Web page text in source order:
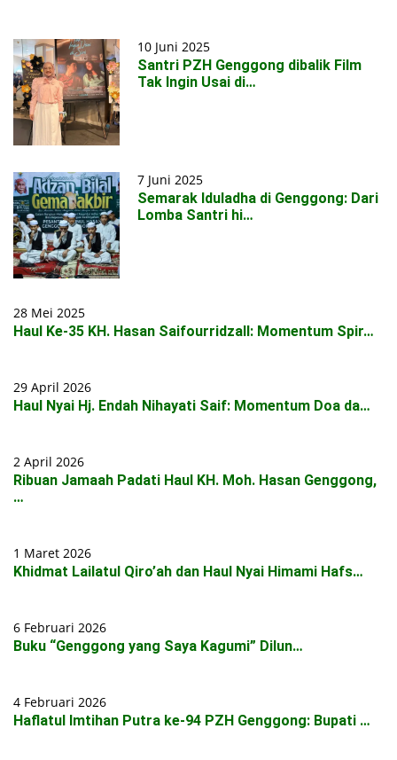
10 Juni 2025
Santri PZH Genggong dibalik Film
Tak Ingin Usai di…
7 Juni 2025
Semarak Iduladha di Genggong: Dari
Lomba Santri hi…
28 Mei 2025
Haul Ke-35 KH. Hasan Saifourridzall: Momentum Spir…
29 April 2026
Haul Nyai Hj. Endah Nihayati Saif: Momentum Doa da…
2 April 2026
Ribuan Jamaah Padati Haul KH. Moh. Hasan Genggong,
…
1 Maret 2026
Khidmat Lailatul Qiro’ah dan Haul Nyai Himami Hafs…
6 Februari 2026
Buku “Genggong yang Saya Kagumi” Dilun…
4 Februari 2026
Haflatul Imtihan Putra ke-94 PZH Genggong: Bupati …